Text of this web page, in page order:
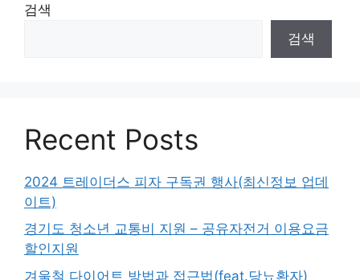
검색
검색
Recent Posts
2024 트레이더스 피자 구독권 행사(최신정보 업데
이트)
경기도 청소년 교통비 지원 – 공유자전거 이용요금
할인지원
겨울철 다이어트 방법과 접근법(feat.당뇨환자)